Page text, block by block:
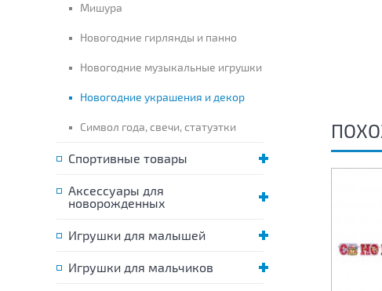
Мишура
Новогодние гирлянды и панно
Новогодние музыкальные игрушки
Новогодние украшения и декор
Символ года, свечи, статуэтки
Спортивные товары
Аксессуары для
новорожденных
Игрушки для малышей
Игрушки для мальчиков